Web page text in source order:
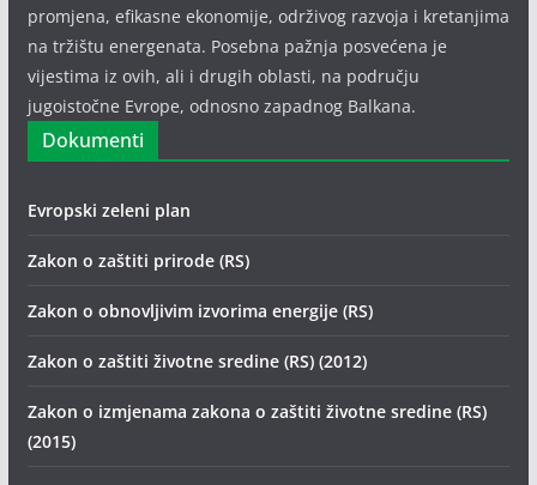
promjena, efikasne ekonomije, održivog razvoja i kretanjima
na tržištu energenata. Posebna pažnja posvećena je
vijestima iz ovih, ali i drugih oblasti, na području
jugoistočne Evrope, odnosno zapadnog Balkana.
Dokumenti
Evropski zeleni plan
Zakon o zaštiti prirode (RS)
Zakon o obnovljivim izvorima energije (RS)
Zakon o zaštiti životne sredine (RS) (2012)
Zakon o izmjenama zakona o zaštiti životne sredine (RS)
(2015)